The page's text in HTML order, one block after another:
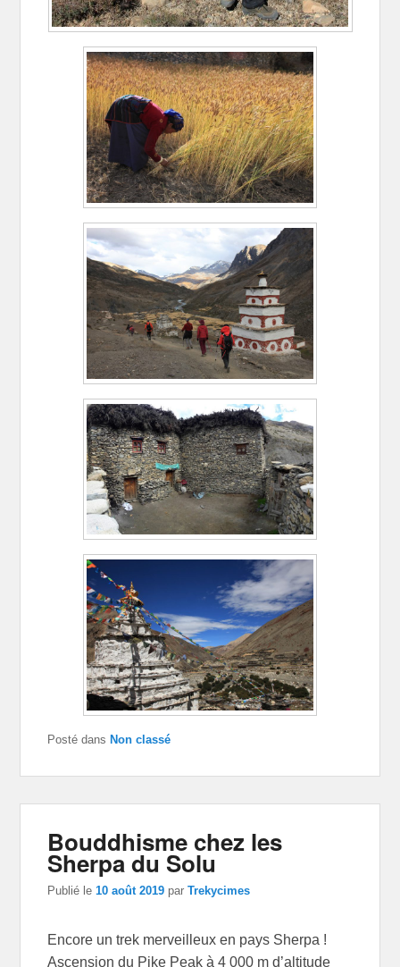
Posté dans Non classé
Bouddhisme chez les
Sherpa du Solu
Publié le10 août 2019 parTrekycimes
Encore un trek merveilleux en pays Sherpa !
Ascension du Pike Peak à 4 000 m d’altitude